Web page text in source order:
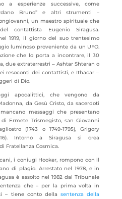
a esperienze successive, come
Bruno” e altri strumenti –
un maestro spirituale che
contattista Eugenio Siragusa.
1919, il giorno del suo trentesimo
luminoso proveniente da un UFO.
che lo porta a incontrare, il 30
due extraterrestri ‒ Ashtar Shteran o
resoconti dei contattisti, e Ithacar ‒
di Dio.
apocalittici, che vengono da
da Gesù Cristo, da sacerdoti
messaggi che presentano
Ermete Trismegisto, san Giovanni
(1743 o 1749-1795), Grigory
Intorno a Siragusa si crea
Fratellanza Cosmica.
i coniugi Hooker, rompono con il
di plagio. Arrestato nel 1978, e in
è assolto nel 1982 dal Tribunale
che – per la prima volta in
– tiene conto dellasentenza della